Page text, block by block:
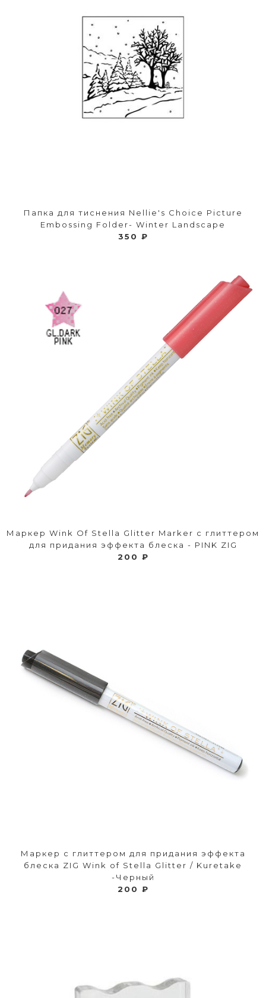
Папка для тиснения Nellie's Choice Picture
Embossing Folder- Winter Landscape
350 ₽
Маркер Wink Of Stella Glitter Marker с глиттером
для придания эффекта блеска - PINK ZIG
200 ₽
Маркер с глиттером для придания эффекта
блеска ZIG Wink of Stella Glitter / Kuretake
-Черный
200 ₽